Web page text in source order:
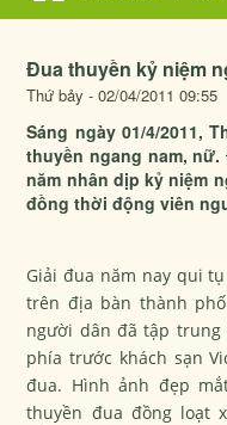
Đua thuyền kỷ niệm
Thứ bảy - 02/04/2011 09:55
Sáng ngày 01/4/2011,
thuyền ngang nam,
năm nhân dịp kỷ niệm
đồng thời động viên
Giải đua năm nay qui
trên địa bàn thành
người dân đã tập trung
phía trước khách sạn
đua. Hình ảnh đẹp
thuyền đua đồng loạt